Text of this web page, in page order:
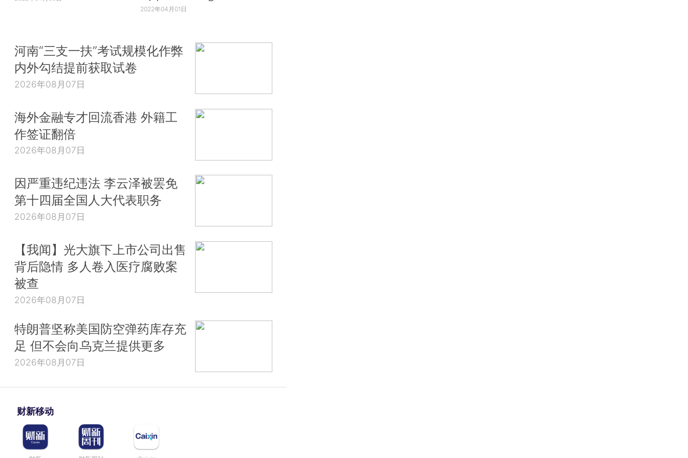
2022年04月01日
河南“三支一扶”考试规模化作弊
内外勾结提前获取试卷
2026年08月07日
海外金融专才回流香港 外籍工
作签证翻倍
2026年08月07日
因严重违纪违法 李云泽被罢免
第十四届全国人大代表职务
2026年08月07日
【我闻】光大旗下上市公司出售
背后隐情 多人卷入医疗腐败案
被查
2026年08月07日
特朗普坚称美国防空弹药库存充
足 但不会向乌克兰提供更多
2026年08月07日
财新移动